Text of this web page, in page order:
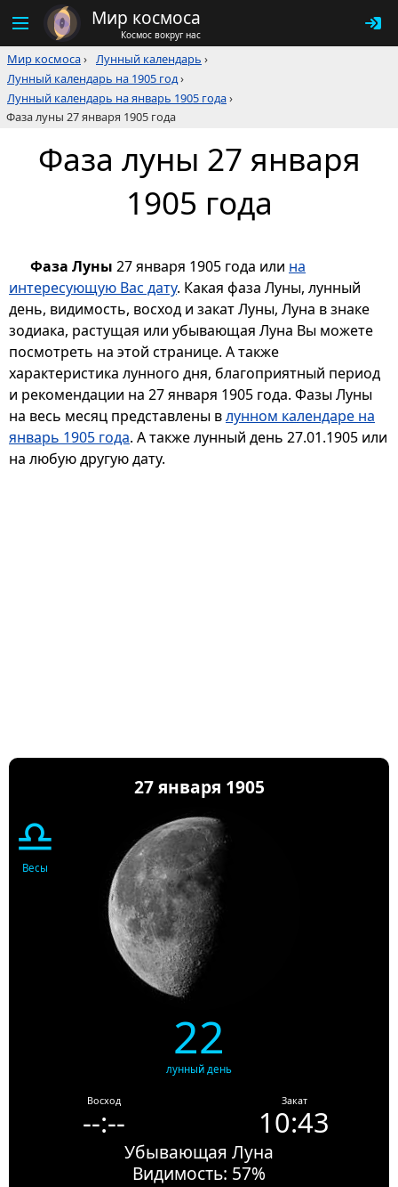
Мир космоса
Космос вокруг нас
Мир космоса› Лунный календарь ›
Лунный календарь на 1905 год›
Лунный календарь на январь 1905 года›
Фаза луны 27 января 1905 года
Фаза луны 27 января
1905 года
Фаза Луны 27 января 1905 года или на
интересующую Вас дату. Какая фаза Луны, лунный
день, видимость, восход и закат Луны, Луна в знаке
зодиака, растущая или убывающая Луна Вы можете
посмотреть на этой странице. А также
характеристика лунного дня, благоприятный период
и рекомендации на 27 января 1905 года. Фазы Луны
на весь месяц представлены влунном календаре на
январь 1905 года. А также лунный день 27.01.1905 или
на любую другую дату.
27 января 1905
♎
Весы
22
лунный день
Восход
--:--
Закат
10:43
Убывающая Луна
Видимость: 57%